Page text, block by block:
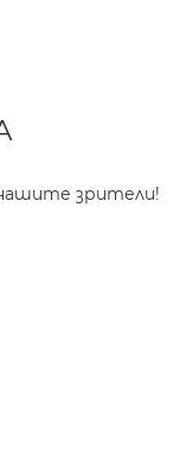
зрители!